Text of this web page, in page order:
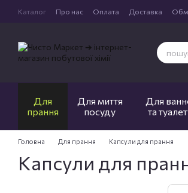
Перейти до основного контенту
Каталог Про нас Оплата Доставка
Для
прання
Для миття
посуду
Для
та
Головна Для прання Капсули для прання
Капсули для